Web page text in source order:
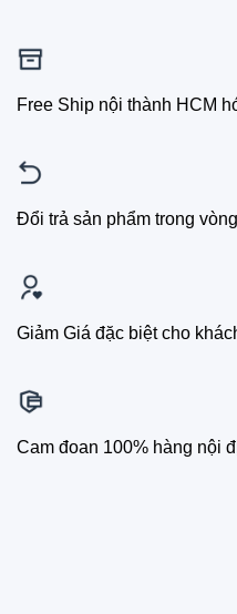
Free Ship nội thành HCM
Đổi trả sản phẩm trong
Giảm Giá đặc biệt cho
Cam đoan 100% hàng nội